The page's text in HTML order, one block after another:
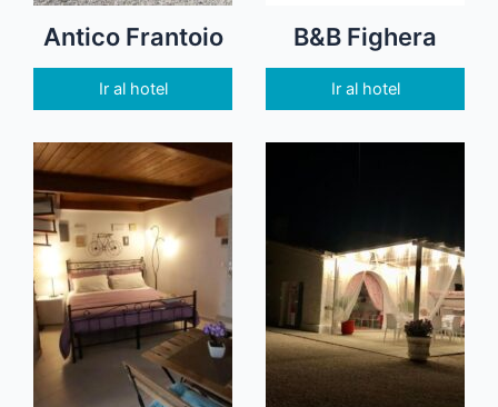
Antico Frantoio
Ir al hotel
B&B Fighera
Ir al hotel